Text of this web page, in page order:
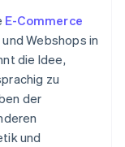
E-Commerce
Webshops in
die Idee,
zu
der
und